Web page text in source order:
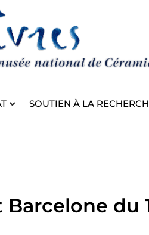
SOUTIEN À LA
du